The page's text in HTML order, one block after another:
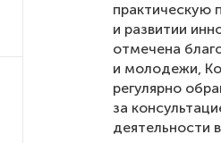
практическую
и развитии
отмечена
и молодежи,
регулярно
за
деятельности